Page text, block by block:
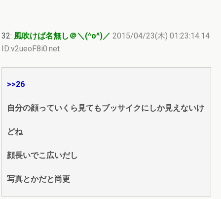
32: 風吹けば名無し＠＼(^o^)／ 2015/04/23(木) 01:23:14.14
ID:v2ueoF8i0.net
>>26
自分の顔っていくら見てもブッサイクにしか見えないけ
どね
顔長いでこ広いだし
写真とかだと尚更